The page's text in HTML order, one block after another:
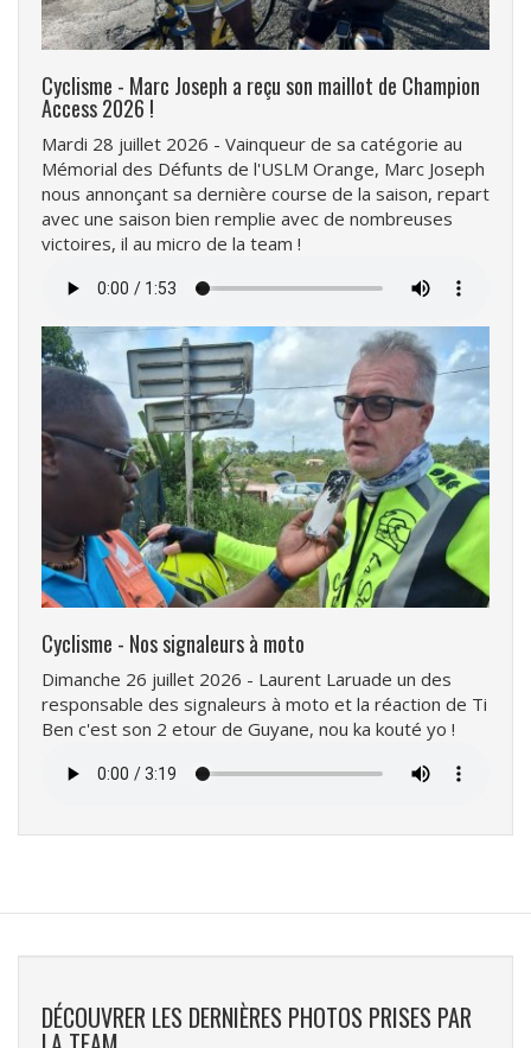
Cyclisme - Marc Joseph a reçu son maillot de Champion
Access 2026 !
Mardi 28 juillet 2026 - Vainqueur de sa catégorie au
Mémorial des Défunts de l'USLM Orange, Marc Joseph
nous annonçant sa dernière course de la saison, repart
avec une saison bien remplie avec de nombreuses
victoires, il au micro de la team !
audio
Cyclisme - Nos signaleurs à moto
Dimanche 26 juillet 2026 - Laurent Laruade un des
responsable des signaleurs à moto et la réaction de Ti
Ben c'est son 2 etour de Guyane, nou ka kouté yo !
audio
DÉCOUVRER LES DERNIÈRES PHOTOS PRISES PAR